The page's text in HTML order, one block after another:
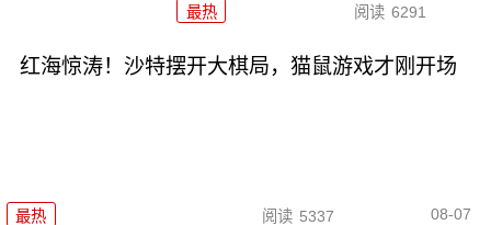
最热 阅读 6291
红海惊涛！沙特摆开大棋局，猫鼠游戏才刚开场
最热 阅读 5337 08-07